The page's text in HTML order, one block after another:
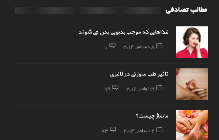
مطالب تصادفی
غذاهایی که موجب بدبویی بدن می‌شوند
8 دسامبر, 2014 0
تاثیر طب سوزنی در لاغری
19 نوامبر, 2016 79
ماساژ چیست؟
2 دسامبر, 2014 73